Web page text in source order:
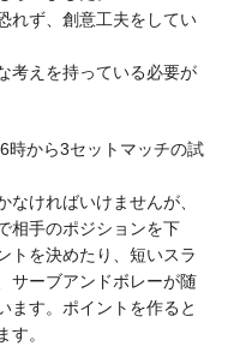
れず、創意工夫をしてい
考えを持っている必要が
時から3セットマッチの試
ければいけませんが、
相手のポジションを下
トを決めたり、短いスラ
サーブアンドボレーが随
ます。ポイントを作ると
す。